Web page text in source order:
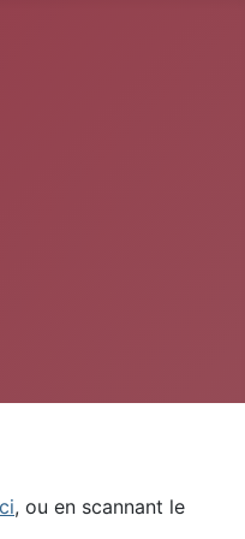
, ou en scannant le